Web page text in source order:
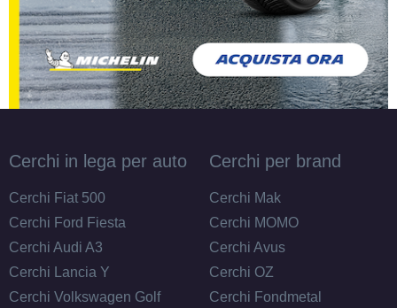
Cerchi in lega per auto
Cerchi Fiat 500
Cerchi Ford Fiesta
Cerchi Audi A3
Cerchi Lancia Y
Cerchi Volkswagen Golf
Cerchi per brand
Cerchi Mak
Cerchi MOMO
Cerchi Avus
Cerchi OZ
Cerchi Fondmetal